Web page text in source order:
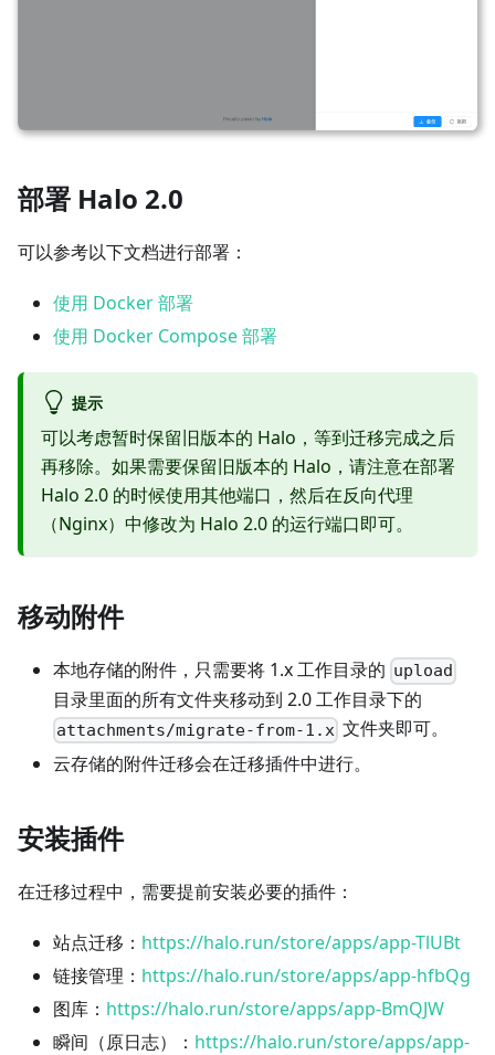
部署 Halo 2.0
可以参考以下文档进行部署：
使用 Docker 部署
使用 Docker Compose 部署
提示
可以考虑暂时保留旧版本的 Halo，等到迁移完成之后
再移除。如果需要保留旧版本的 Halo，请注意在部署
Halo 2.0 的时候使用其他端口，然后在反向代理
（Nginx）中修改为 Halo 2.0 的运行端口即可。
移动附件
本地存储的附件，只需要将 1.x 工作目录的 upload
目录里面的所有文件夹移动到 2.0 工作目录下的
attachments/migrate-from-1.x 文件夹即可。
云存储的附件迁移会在迁移插件中进行。
安装插件
在迁移过程中，需要提前安装必要的插件：
站点迁移： https://halo.run/store/apps/app-TlUBt
链接管理： https://halo.run/store/apps/app-hfbQg
图库： https://halo.run/store/apps/app-BmQJW
瞬间（原日志）： https://halo.run/store/apps/app-